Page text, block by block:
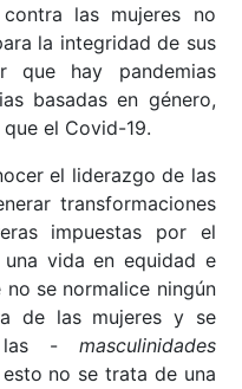
las mujeres no
la integridad de sus
que hay pandemias
basadas en género,
el Covid-19.
el liderazgo de las
transformaciones
impuestas por el
vida en equidad e
se normalice ningún
de las mujeres y se
las - masculinidades
no se trata de una